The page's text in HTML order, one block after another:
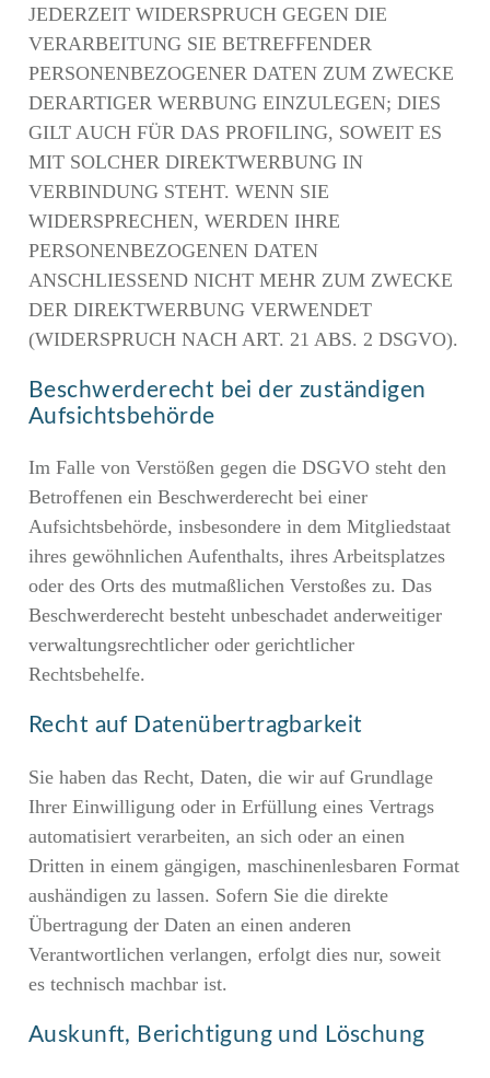
JEDERZEIT WIDERSPRUCH GEGEN DIE
VERARBEITUNG SIE BETREFFENDER
PERSONENBEZOGENER DATEN ZUM ZWECKE
DERARTIGER WERBUNG EINZULEGEN; DIES
GILT AUCH FÜR DAS PROFILING, SOWEIT ES
MIT SOLCHER DIREKTWERBUNG IN
VERBINDUNG STEHT. WENN SIE
WIDERSPRECHEN, WERDEN IHRE
PERSONENBEZOGENEN DATEN
ANSCHLIESSEND NICHT MEHR ZUM ZWECKE
DER DIREKTWERBUNG VERWENDET
(WIDERSPRUCH NACH ART. 21 ABS. 2 DSGVO).
Beschwerde­recht bei der zuständigen
Aufsichts­behörde
Im Falle von Verstößen gegen die DSGVO steht den
Betroffenen ein Beschwerderecht bei einer
Aufsichtsbehörde, insbesondere in dem Mitgliedstaat
ihres gewöhnlichen Aufenthalts, ihres Arbeitsplatzes
oder des Orts des mutmaßlichen Verstoßes zu. Das
Beschwerderecht besteht unbeschadet anderweitiger
verwaltungsrechtlicher oder gerichtlicher
Rechtsbehelfe.
Recht auf Daten­übertrag­barkeit
Sie haben das Recht, Daten, die wir auf Grundlage
Ihrer Einwilligung oder in Erfüllung eines Vertrags
automatisiert verarbeiten, an sich oder an einen
Dritten in einem gängigen, maschinenlesbaren Format
aushändigen zu lassen. Sofern Sie die direkte
Übertragung der Daten an einen anderen
Verantwortlichen verlangen, erfolgt dies nur, soweit
es technisch machbar ist.
Auskunft, Berichtigung und Löschung